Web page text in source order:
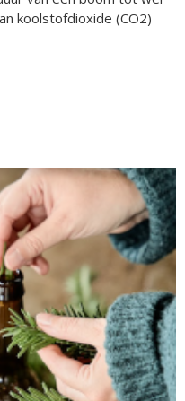
koolstofdioxide (CO2)